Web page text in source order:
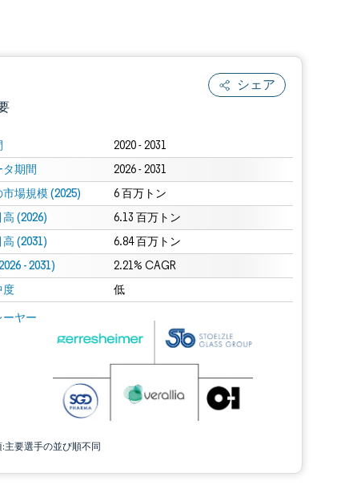
シェア
2020 - 2031
期間 2026 - 2031
場規模 (2025) 6 百万トン
(2026) 6.13 百万トン
(2031) 6.84 百万トン
- 2031) 2.21% CAGR
度 低
ーヤー
主要選手の並び順不同
Intelligence。再利用にはCC BY 4.0の表示が必要です。
要です。